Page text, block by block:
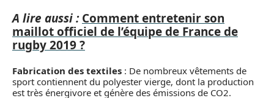
A lire aussi : Comment entretenir son
maillot officiel de l’équipe de France de
rugby 2019 ?
Fabrication des textiles : De nombreux vêtements de
sport contiennent du polyester vierge, dont la production
est très énergivore et génère des émissions de CO2.